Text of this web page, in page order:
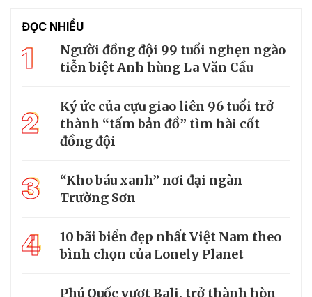
ĐỌC NHIỀU
1
Người đồng đội 99 tuổi nghẹn ngào
tiễn biệt Anh hùng La Văn Cầu
2
Ký ức của cựu giao liên 96 tuổi trở
thành “tấm bản đồ” tìm hài cốt
đồng đội
3
“Kho báu xanh” nơi đại ngàn
Trường Sơn
4
10 bãi biển đẹp nhất Việt Nam theo
bình chọn của Lonely Planet
Phú Quốc vượt Bali, trở thành hòn